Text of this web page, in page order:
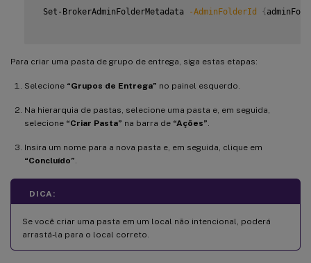
Set-BrokerAdminFolderMetadata -AdminFolderId {
Para criar uma pasta de grupo de entrega, siga estas etapas:
Selecione “Grupos de Entrega” no painel esquerdo.
Na hierarquia de pastas, selecione uma pasta e, em seguida,
selecione “Criar Pasta” na barra de “Ações”
Insira um nome para a nova pasta e, em seguida, clique em
“Concluído”
DICA:
Se você criar uma pasta em um local não intencional, poderá
arrastá-la para o local correto.